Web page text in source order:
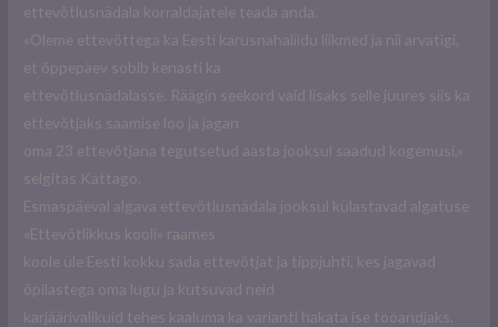
ettevõtlusnädala korraldajatele teada anda.
«Oleme ettevõttega ka Eesti karusnahaliidu liikmed ja nii arvatigi,
et õppepäev sobib kenasti ka
ettevõtlusnädalasse. Räägin seekord vaid lisaks selle juures siis ka
ettevõtjaks saamise loo ja jagan
oma 23 ettevõtjana tegutsetud aasta jooksul saadud kogemusi,»
selgitas Kattago.
Esmaspäeval algava ettevõtlusnädala jooksul külastavad algatuse
«Ettevõtlikkus kooli» raames
koole üle Eesti kokku sada ettevõtjat ja tippjuhti, kes jagavad
õpilastega oma lugu ja kutsuvad neid
karjäärivalikuid tehes kaaluma ka varianti hakata ise tööandjaks.